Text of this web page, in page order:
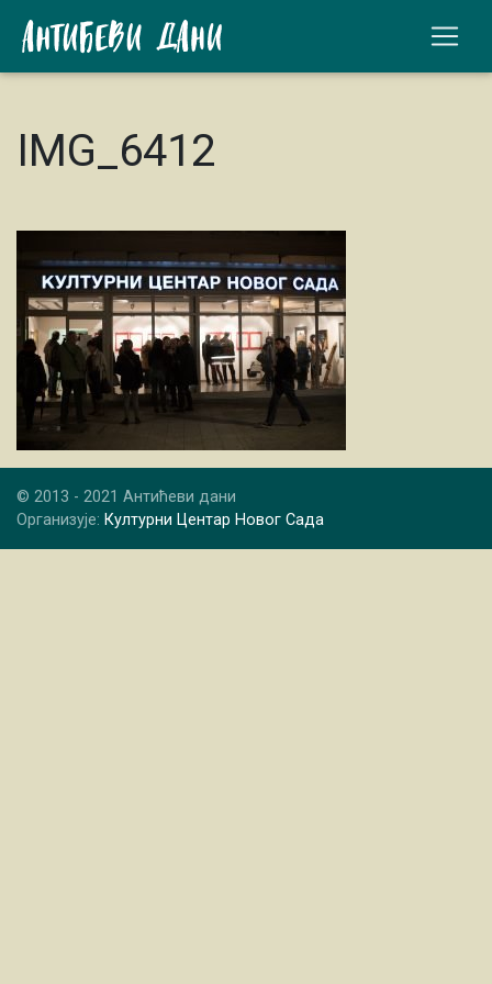
IMG_6412
© 2013 - 2021 Антићеви дани
Организује: Културни Центар Новог Сада